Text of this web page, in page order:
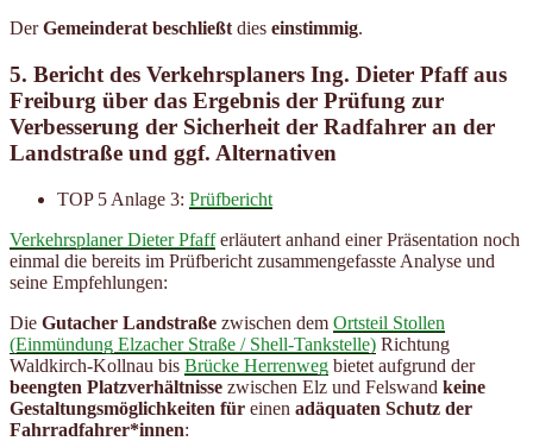
DerGemeinderat beschließt dies einstimmig.
5. Bericht des Verkehrsplaners Ing. Dieter Pfaff aus
Freiburg über das Ergebnis der Prüfung zur
Verbesserung der Sicherheit der Radfahrer an der
Landstraße und ggf. Alternativen
TOP 5 Anlage 3: Prüfbericht
Verkehrsplaner Dieter Pfafferläutert anhand einer Präsentation noch
einmal die bereits im Prüfbericht zusammengefasste Analyse und
seine Empfehlungen:
Die Gutacher Landstraße zwischen dem Ortsteil Stollen
(Einmündung Elzacher Straße / Shell-Tankstelle) Richtung
Waldkirch-Kollnau bis Brücke Herrenweg bietet aufgrund der
beengten Platzverhältnisse zwischen Elz und Felswand keine
Gestaltungsmöglichkeiten für einen adäquaten Schutz der
Fahrradfahrer*innen: